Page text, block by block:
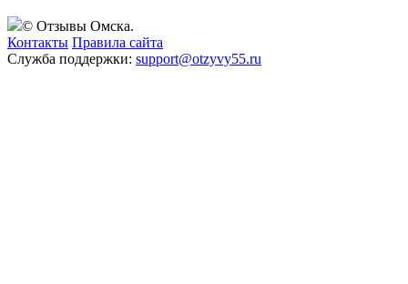
© Отзывы Омска.
Контакты Правила сайта
Служба поддержки: support@otzyvy55.ru